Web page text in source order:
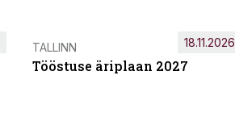
TALLINN
Tööstuse äriplaan 2027
18.11.2026